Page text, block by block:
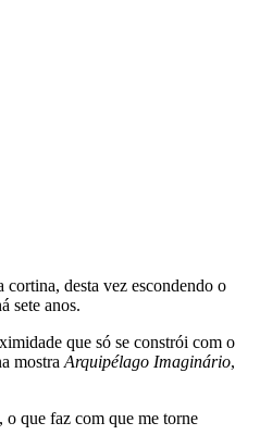
desta vez escondendo o
sete anos.
que só se constrói com o
mostra Arquipélago Imaginário,
que faz com que me torne